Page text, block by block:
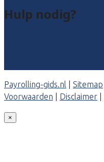
Hulp nodig?
Payrolling-gids.nl Sitemap
Voorwaarden
Disclaimer
×